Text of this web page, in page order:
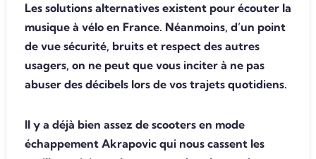
Les solutions alternatives existent pour écouter la
musique à vélo en France. Néanmoins, d’un point
de vue sécurité, bruits et respect des autres
usagers, on ne peut que vous inciter à ne pas
abuser des décibels lors de vos trajets quotidiens.
Il y a déjà bien assez de scooters en mode
échappement Akrapovic qui nous cassent les